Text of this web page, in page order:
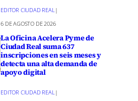
EDITOR CIUDAD REAL |
6 DE AGOSTO DE 2026
La Oficina Acelera Pyme de
Ciudad Real suma 637
inscripciones en seis meses y
detecta una alta demanda de
apoyo digital
EDITOR CIUDAD REAL |